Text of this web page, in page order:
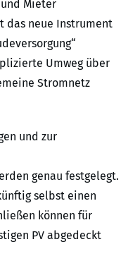
Mieter
das neue Instrument
Umweg über
Stromnetz
und zur
genau festgelegt.
selbst einen
können für
PV abgedeckt